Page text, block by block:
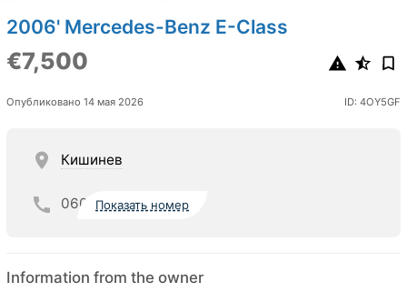
2006' Mercedes-Benz E-Class
€7,500
Опубликовано 14 мая 2026 ID: 4OY5GF
Кишинев
060 Показать номер
Information from the owner